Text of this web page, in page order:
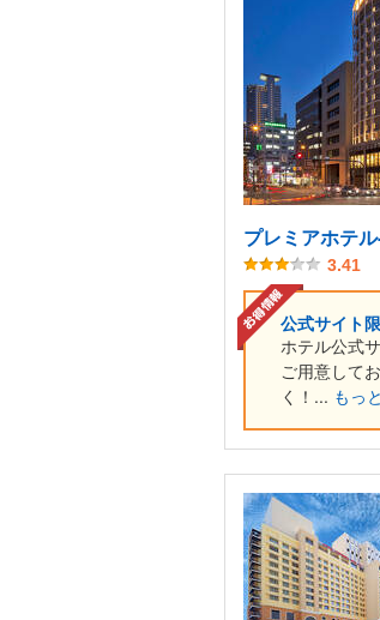
プレミアホテ
3.41
公式サイト
ホテル公式
ご用意して
く！... もっ